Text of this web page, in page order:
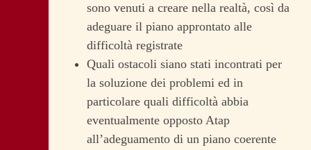
sono venuti a creare nella realtà, così da
adeguare il piano approntato alle
difficoltà registrate
Quali ostacoli siano stati incontrati per
la soluzione dei problemi ed in
particolare quali difficoltà abbia
eventualmente opposto Atap
all’adeguamento di un piano coerente